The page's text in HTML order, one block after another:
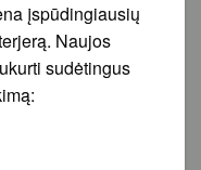
įspūdingiausių
Naujos
sudėtingus